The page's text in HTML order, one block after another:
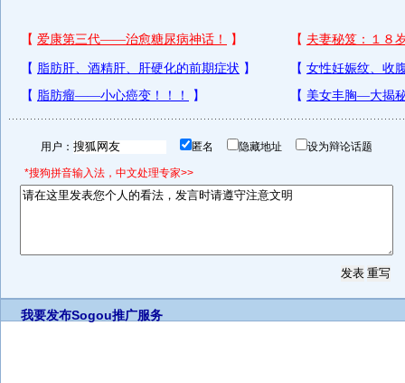
用户： 匿名 隐藏地址 设为辩论话题
*搜狗拼音输入法，中文处理专家>>
我要发布Sogou推广服务